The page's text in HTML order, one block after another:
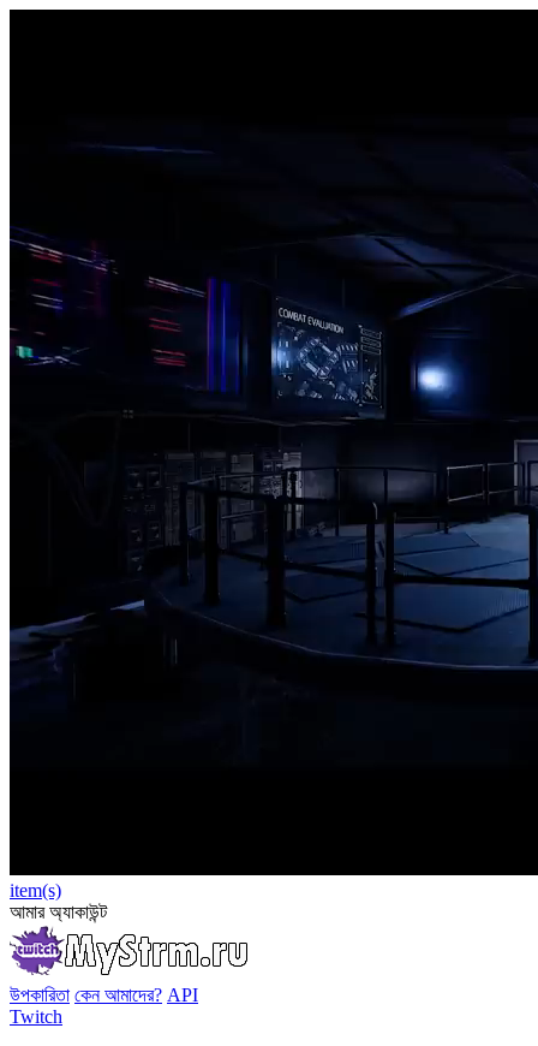
item(s)
আমার অ্যাকাউন্ট
উপকারিতা কেন আমাদের? API
Twitch